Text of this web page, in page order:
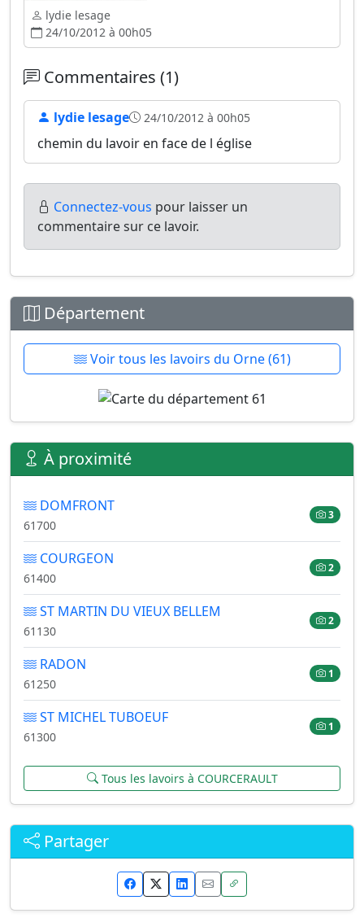
lydie lesage
24/10/2012 à 00h05
Commentaires (1)
lydie lesage 24/10/2012 à 00h05
chemin du lavoir en face de l église
Connectez-vous pour laisser un
commentaire sur ce lavoir.
Département
Voir tous les lavoirs du Orne (61)
À proximité
DOMFRONT
61700
3
COURGEON
61400
2
ST MARTIN DU VIEUX BELLEM
61130
2
RADON
61250
1
ST MICHEL TUBOEUF
61300
1
Tous les lavoirs à COURCERAULT
Partager